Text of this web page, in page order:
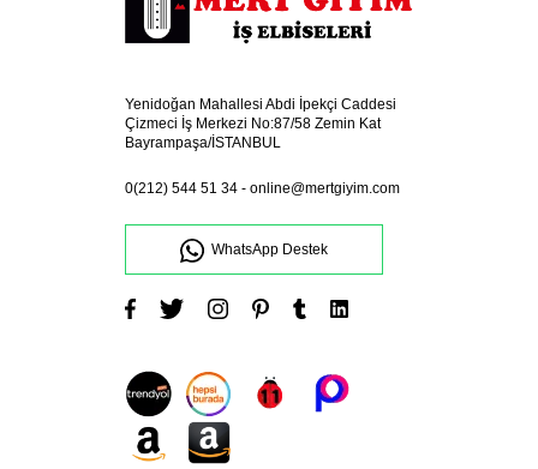
Yenidoğan Mahallesi Abdi İpekçi Caddesi
Çizmeci İş Merkezi No:87/58 Zemin Kat
Bayrampaşa/İSTANBUL
0(212) 544 51 34 - online@mertgiyim.com
WhatsApp Destek